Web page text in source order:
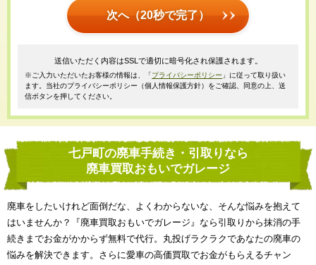
次へ（20秒で完了）
送信いただく内容はSSLで適切に暗号化され保護されます。
※ご入力いただいたお客様の情報は、「プライバシーポリシー 」に従って取り扱い
ます。当社のプライバシーポリシー（個人情報保護方針）をご確認、同意の上、送
信ボタンを押してください。
七戸町の廃車手続き・引取りなら
廃車買取おもいでガレージ
廃車をしたいけれど面倒だな、よくわからないな、そんな悩みを抱えて
はいませんか？『廃車買取おもいでガレージ』なら引取りから抹消の手
続きまでお金がかからず無料で代行。丸投げラクラクであなたの廃車の
悩みを解決できます。さらに愛車の高価買取でお金がもらえるチャン